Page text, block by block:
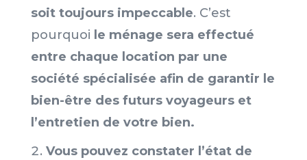
soit toujours impeccable. C’est
pourquoi le ménage sera effectué
entre chaque location par une
société spécialisée afin de garantir le
bien-être des futurs voyageurs et
l’entretien de votre bien.
Vous pouvez constater l’état de